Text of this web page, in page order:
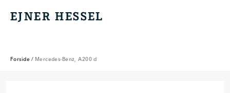
EJNER HESSEL
EJNER HESSEL
Forside / Mercedes-Benz, A200 d